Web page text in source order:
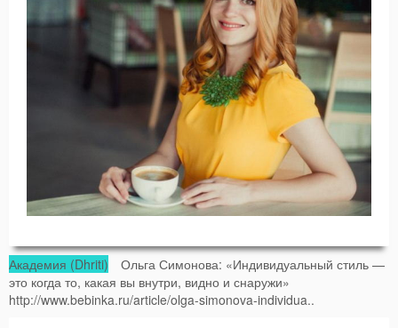
Академия (Dhriti) Ольга Симонова: «Индивидуальный стиль —
это когда то, какая вы внутри, видно и снаружи»
http://www.bebinka.ru/article/olga-simonova-individua..